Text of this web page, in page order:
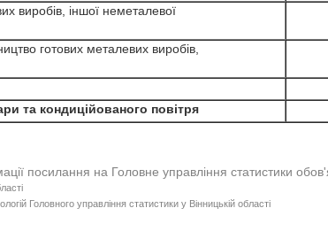
виробів, іншої неметалевої
готових металевих виробів,
та кондиційованого повітря
посилання на Головне управління статистики
Головного управління статистики у Вінницькій області